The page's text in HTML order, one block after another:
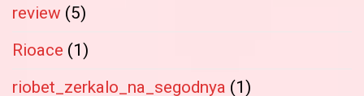
review (5)
Rioace (1)
riobet_zerkalo_na_segodnya (1)